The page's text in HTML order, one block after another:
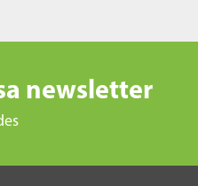
newsletter